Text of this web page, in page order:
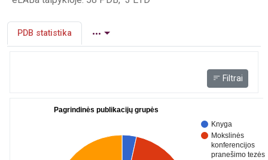
PDB statistika
Filtrai
Pagrindinės publikacijų grupės
Knyga
Mokslinės
konferencijos
pranešimo tezės